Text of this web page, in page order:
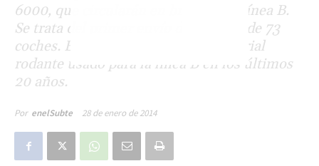
6000, que circularán en breve en la línea B.
Se trata del primer envío de un total de 73
coches. Es la cuarta compra de material
rodante usado para la línea B en los últimos
20 años.
Por enelSubte 28 de enero de 2014